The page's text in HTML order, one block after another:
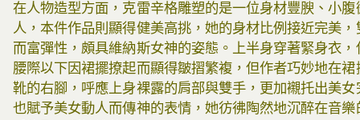
在人物造型方面，克雷辛格雕塑的是一位身材豐腴、小
人，本件作品則顯得健美高挑，她的身材比例接近完美
而富彈性，頗具維納斯女神的姿態。上半身穿著緊身衣
腰際以下因裙擺撩起而顯得皺摺繁複，但作者巧妙地在
靴的右腳，呼應上身裸露的肩部與雙手，更加襯托出美
也賦予美女動人而傳神的表情，她彷彿陶然地沉醉在音